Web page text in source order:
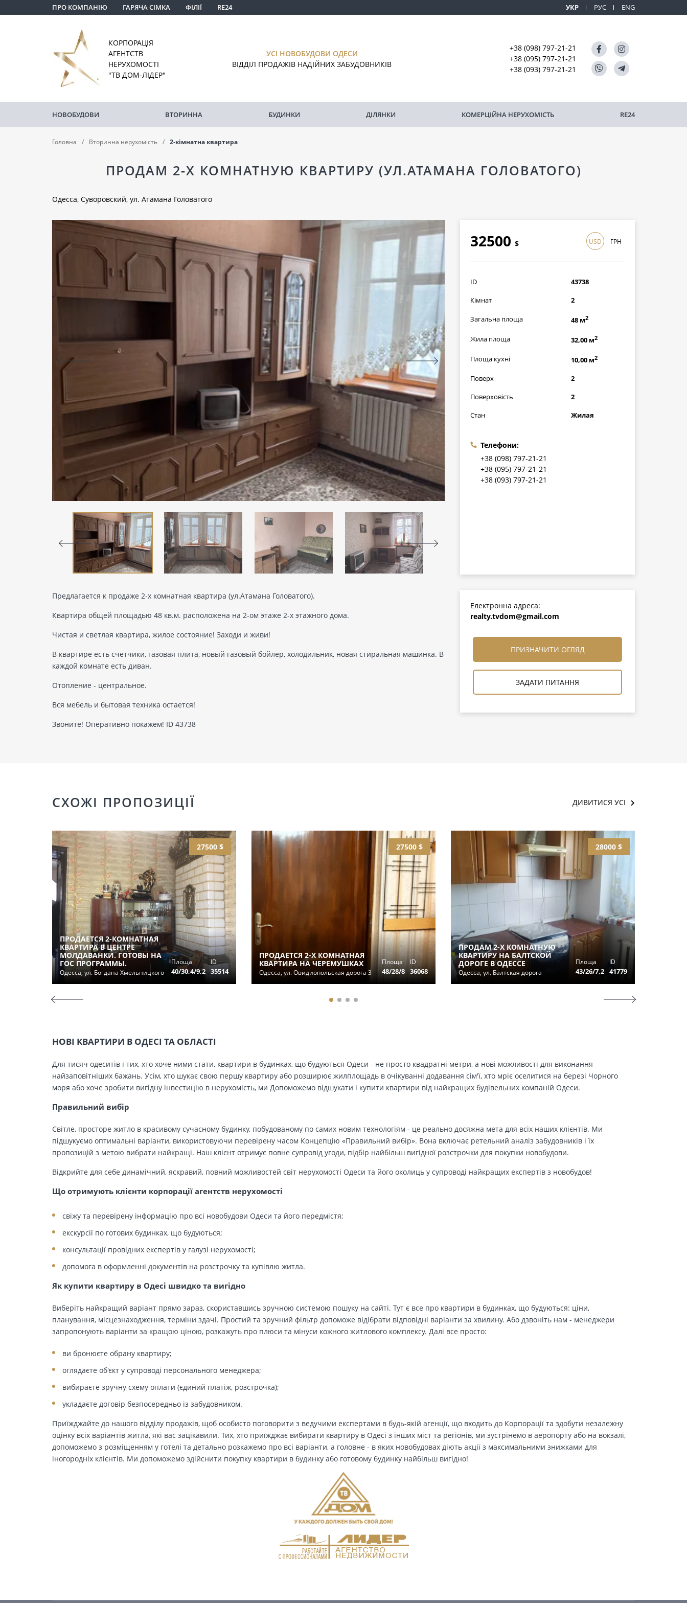
ПРО КОМПАНІЮ ГАРЯЧА СІМКА ФІЛІЇ RE24 УКР РУС ENG
КОРПОРАЦІЯ
АГЕНТСТВ
НЕРУХОМОСТІ
"ТВ ДОМ-ЛІДЕР"
УСІ НОВОБУДОВИ ОДЕСИ
ВІДДІЛ ПРОДАЖІВ НАДІЙНИХ ЗАБУДОВНИКІВ
+38 (098) 797-21-21
+38 (095) 797-21-21
+38 (093) 797-21-21
НОВОБУДОВИ ВТОРИННА БУДИНКИ ДІЛЯНКИ КОМЕРЦІЙНА НЕРУХОМІСТЬ RE24
Головна Вторинна нерухомість 2-кімнатна квартира
ПРОДАМ 2-Х КОМНАТНУЮ КВАРТИРУ (УЛ.АТАМАНА ГОЛОВАТОГО)
Одесса, Суворовский, ул. Атамана Головатого
32500 $
942500грн
USD ГРН
ID
43738
Кімнат
2
Загальна площа 48 м2
Жила площа 32,00 м2
Площа кухні 10,00 м2
Поверх
2
Поверховість
2
Стан
Жилая
Телефони:
+38 (098) 797-21-21
+38 (095) 797-21-21
+38 (093) 797-21-21
Предлагается к продаже 2-х комнатная квартира (ул.Атамана Головатого).
Квартира общей площадью 48 кв.м. расположена на 2-ом этаже 2-х этажного дома.
Чистая и светлая квартира, жилое состояние! Заходи и живи!
В квартире есть счетчики, газовая плита, новый газовый бойлер, холодильник, новая стиральная машинка. В
каждой комнате есть диван.
Отопление - центральное.
Вся мебель и бытовая техника остается!
Звоните! Оперативно покажем! ID 43738
Електронна адреса:
realty.tvdom@gmail.com
ПРИЗНАЧИТИ ОГЛЯД
ЗАДАТИ ПИТАННЯ
СХОЖІ ПРОПОЗИЦІЇ ДИВИТИСЯ УСІ
27500 $
ПРОДАЕТСЯ 2-КОМНАТНАЯ
КВАРТИРА В ЦЕНТРЕ
МОЛДАВАНКИ. ГОТОВЫ НА
ГОС ПРОГРАММЫ.
Одесса, ул. Богдана Хмельницкого
Площа
40/30,4/9,2
ID
35514
27500 $
ПРОДАЕТСЯ 2-Х КОМНАТНАЯ
КВАРТИРА НА ЧЕРЕМУШКАХ
Одесса, ул. Овидиопольская дорога 3
Площа
48/28/8
ID
36068
28000 $
ПРОДАМ 2-Х КОМНАТНУЮ
КВАРТИРУ НА БАЛТСКОЙ
ДОРОГЕ В ОДЕССЕ
Одесса, ул. Балтская дорога
Площа
43/26/7,2
ID
41779
НОВІ КВАРТИРИ В ОДЕСІ ТА ОБЛАСТІ
Для тисяч одеситів і тих, хто хоче ними стати, квартири в будинках, що будуються Одеси - не просто квадратні метри, а нові можливості для виконання
найзаповітніших бажань. Усім, хто шукає свою першу квартиру або розширює жилплощадь в очікуванні додавання сім'ї, хто мріє оселитися на березі Чорного
моря або хоче зробити вигідну інвестицію в нерухомість, ми Допоможемо відшукати і купити квартири від найкращих будівельних компаній Одеси.
Правильний вибір
Світле, просторе житло в красивому сучасному будинку, побудованому по самих новим технологіям - це реально досяжна мета для всіх наших клієнтів. Ми
підшукуємо оптимальні варіанти, використовуючи перевірену часом Концепцію «Правильний вибір». Вона включає ретельний аналіз забудовників і їх
пропозицій з метою вибрати найкращі. Наш клієнт отримує повне супровід угоди, підбір найбільш вигідної розстрочки для покупки новобудови.
Відкрийте для себе динамічний, яскравий, повний можливостей світ нерухомості Одеси та його околиць у супроводі найкращих експертів з новобудов!
Що отримують клієнти корпорації агентств нерухомості
свіжу та перевірену інформацію про всі новобудови Одеси та його передмістя;
екскурсії по готових будинках, що будуються;
консультації провідних експертів у галузі нерухомості;
допомога в оформленні документів на розстрочку та купівлю житла.
Як купити квартиру в Одесі швидко та вигідно
Виберіть найкращий варіант прямо зараз, скориставшись зручною системою пошуку на сайті. Тут є все про квартири в будинках, що будуються: ціни,
планування, місцезнаходження, терміни здачі. Простий та зручний фільтр допоможе відібрати відповідні варіанти за хвилину. Або дзвоніть нам - менеджери
запропонують варіанти за кращою ціною, розкажуть про плюси та мінуси кожного житлового комплексу. Далі все просто:
ви бронюєте обрану квартиру;
оглядаєте об'єкт у супроводі персонального менеджера;
вибираєте зручну схему оплати (єдиний платіж, розстрочка);
укладаєте договір безпосередньо із забудовником.
Приїжджайте до нашого відділу продажів, щоб особисто поговорити з ведучими експертами в будь-якій агенції, що входить до Корпорації та здобути незалежну
оцінку всіх варіантів житла, які вас зацікавили. Тих, хто приїжджає вибирати квартиру в Одесі з інших міст та регіонів, ми зустрінемо в аеропорту або на вокзалі,
допоможемо з розміщенням у готелі та детально розкажемо про всі варіанти, а головне - в яких новобудовах діють акції з максимальними знижками для
іногородніх клієнтів. Ми допоможемо здійснити покупку квартири в будинку або готовому будинку найбільш вигідно!